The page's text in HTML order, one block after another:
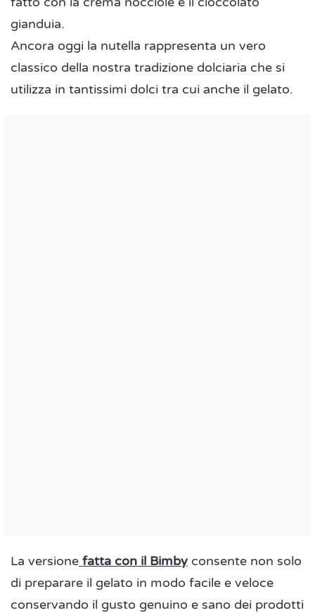
gianduia.
Ancora oggi la nutella rappresenta un vero
classico della nostra tradizione dolciaria che si
utilizza in tantissimi dolci tra cui anche il gelato.
La versione fatta con il Bimby consente non solo
di preparare il gelato in modo facile e veloce
conservando il gusto genuino e sano dei prodotti